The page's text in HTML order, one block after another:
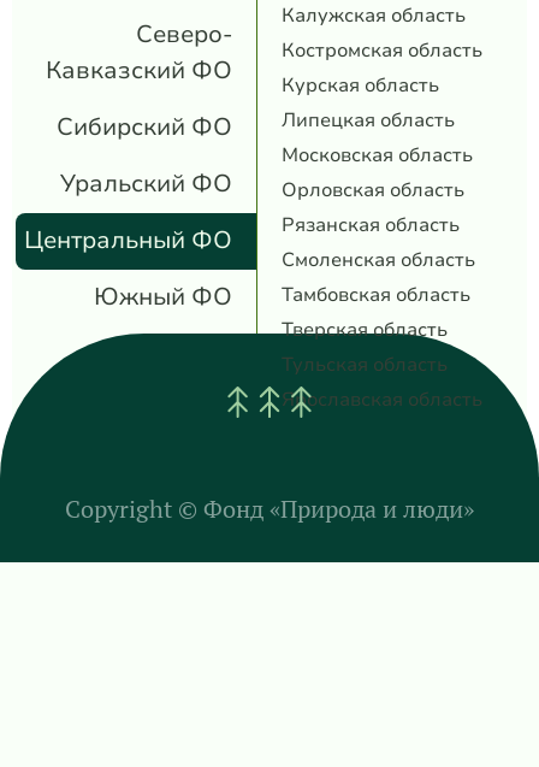
Северо-
Кавказский ФО
Сибирский ФО
Уральский ФО
Центральный ФО
Южный ФО
Калужская область
Костромская область
Курская область
Липецкая область
Московская область
Орловская область
Рязанская область
Смоленская область
Тамбовская область
Тверская область
Тульская область
Ярославская область
Copyright © Фонд «Природа и люди»